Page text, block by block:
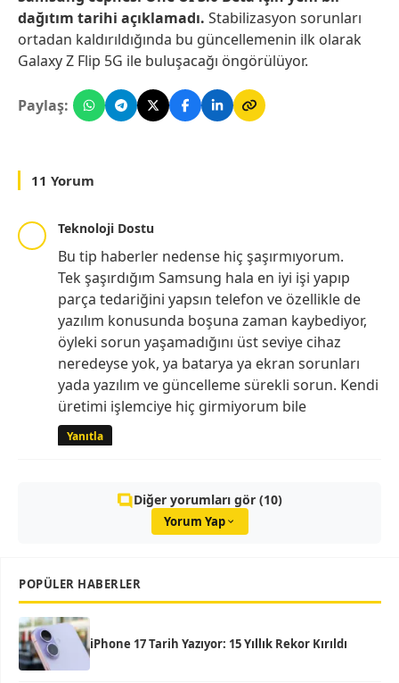
dağıtım tarihi açıklamadı. Stabilizasyon sorunları
ortadan kaldırıldığında bu güncellemenin ilk olarak
Galaxy Z Flip 5G ile buluşacağı öngörülüyor.
Paylaş:
11 Yorum
Teknoloji Dostu
Bu tip haberler nedense hiç şaşırmıyorum.
Tek şaşırdığım Samsung hala en iyi işi yapıp
parça tedariğini yapsın telefon ve özellikle de
yazılım konusunda boşuna zaman kaybediyor,
öyleki sorun yaşamadığını üst seviye cihaz
neredeyse yok, ya batarya ya ekran sorunları
yada yazılım ve güncelleme sürekli sorun. Kendi
üretimi işlemciye hiç girmiyorum bile
Yanıtla
Diğer yorumları gör (10)
Yorum Yap
POPÜLER HABERLER
iPhone 17 Tarih Yazıyor: 15 Yıllık Rekor Kırıldı